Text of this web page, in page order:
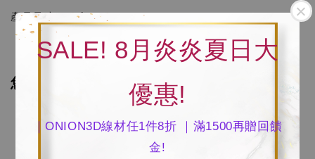
SALE! 8月炎炎夏日大
優惠!
｜ONION3D線材任1件8折 ｜滿1500再贈回饋
金!
產品尺寸：70*5mm
您可能也喜歡